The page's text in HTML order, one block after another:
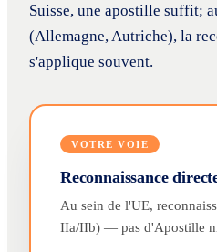
Suisse, une apostille suffit;
(Allemagne, Autriche), la
s'applique souvent.
VOTRE VOIE
Reconnaissance
Au sein de l'UE,
IIa/IIb) — pas d'Apostille